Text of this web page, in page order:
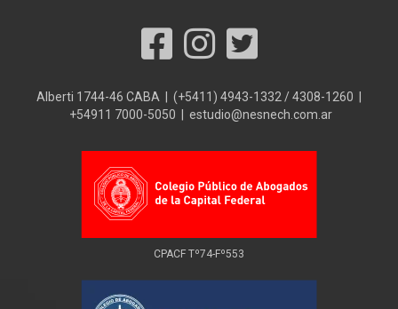
Alberti 1744-46 CABA | (+5411) 4943-1332 / 4308-1260 |
+54911 7000-5050 | estudio@nesnech.com.ar
CPACF Tº74-Fº553